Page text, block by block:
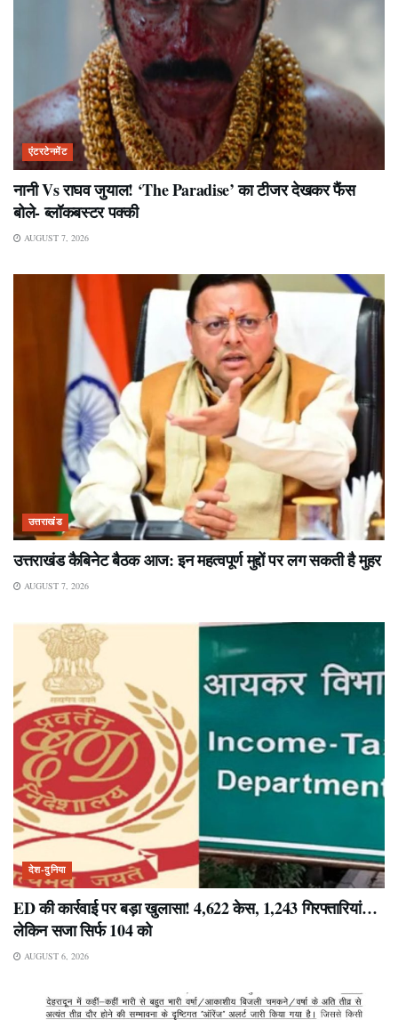
एंटरटेनमेंट
नानी Vs राघव जुयाल! ‘The Paradise’ का टीजर देखकर फैंस
बोले- ब्लॉकबस्टर पक्की
AUGUST 7, 2026
उत्तराखंड
उत्तराखंड कैबिनेट बैठक आज: इन महत्वपूर्ण मुद्दों पर लग सकती है मुहर
AUGUST 7, 2026
देश-दुनिया
ED की कार्रवाई पर बड़ा खुलासा! 4,622 केस, 1,243 गिरफ्तारियां…
लेकिन सजा सिर्फ 104 को
AUGUST 6, 2026